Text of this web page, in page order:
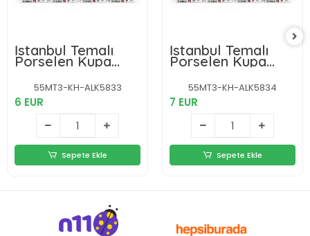
İstanbul Temalı
Porselen Kupa
Bardak Alk5833
55MT3-KH-ALK5833
6 EUR
Sepete Ekle
İstanbul Temalı
Porselen Kupa
Bardak Alk5834
55MT3-KH-ALK5834
7 EUR
Sepete Ekle